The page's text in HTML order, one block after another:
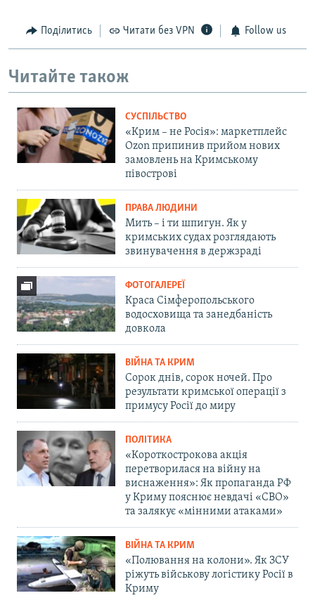
Поділитись Читати без VPN Follow us
Читайте також
СУСПІЛЬСТВО
«Крим – не Росія»: маркетплейс
Ozon припинив прийом нових
замовлень на Кримському
півострові
ПРАВА ЛЮДИНИ
Мить – і ти шпигун. Як у
кримських судах розглядають
звинувачення в держзраді
ФОТОГАЛЕРЕЇ
Краса Сімферопольського
водосховища та занедбаність
довкола
ВІЙНА ТА КРИМ
Сорок днів, сорок ночей. Про
результати кримської операції з
примусу Росії до миру
ПОЛІТИКА
«Короткострокова акція
перетворилася на війну на
виснаження»: Як пропаганда РФ
у Криму пояснює невдачі «СВО»
та залякує «мінними атаками»
ВІЙНА ТА КРИМ
«Полювання на колони». Як ЗСУ
ріжуть військову логістику Росії в
Криму